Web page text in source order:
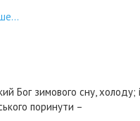
Бог зимового сну, холоду;
поринути –